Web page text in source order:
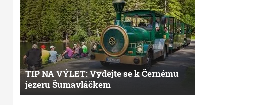
TIP NA VÝLET: Vydejte se k Černému
jezeru Šumavláčkem